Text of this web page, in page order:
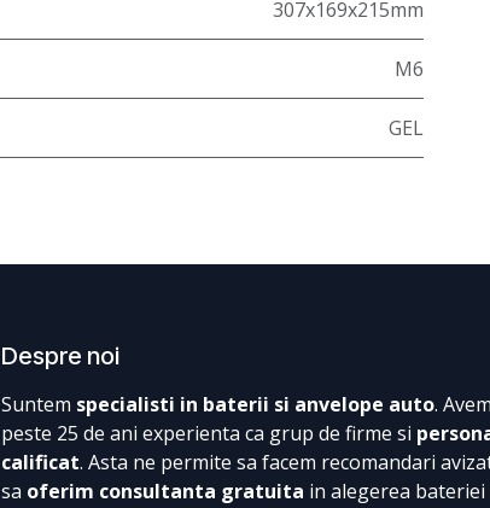
307x169x215mm
M6
GEL
Despre noi
Suntem specialisti in baterii si anvelope auto. Avem
peste 25 de ani experienta ca grup de firme si
calificat. Asta ne permite sa facem recomandari
sa oferim consultanta gratuita in alegerea bateriei